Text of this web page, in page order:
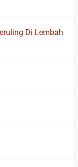
Di Lembah